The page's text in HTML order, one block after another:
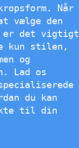
Når
vælge den
det vigtigt
kun stilen,
og
Lad os
du kan
til din